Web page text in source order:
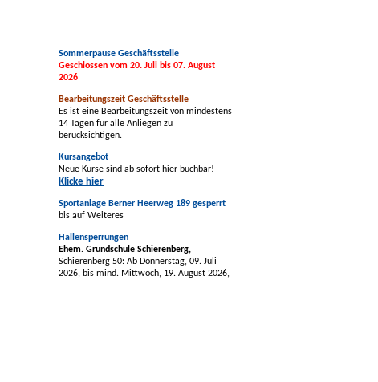
Sommerpause Geschäftsstelle
Geschlossen vom 20. Juli bis 07. August
2026
Bearbeitungszeit Geschäftsstelle
Es ist eine Bearbeitungszeit von mindestens
14 Tagen für alle Anliegen zu
berücksichtigen.
Kursangebot
Neue Kurse sind ab sofort hier buchbar!
Klicke hier
Sportanlage Berner Heerweg 189 gesperrt
bis auf Weiteres
Hallensperrungen
Ehem. Grundschule Schierenberg,
Schierenberg 50: Ab Donnerstag, 09. Juli
2026, bis mind. Mittwoch, 19. August 2026,